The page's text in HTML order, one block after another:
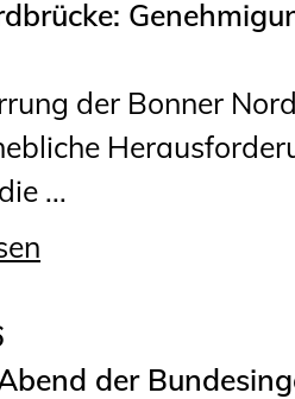
für
Seminare
der Bonner
...
der